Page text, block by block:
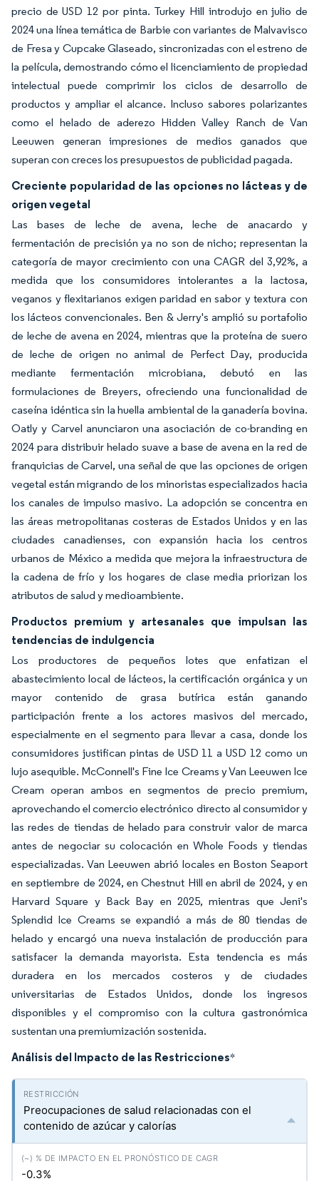
precio de USD 12 por pinta. Turkey Hill introdujo en julio de
2024 una línea temática de Barbie con variantes de Malvavisco
de Fresa y Cupcake Glaseado, sincronizadas con el estreno de
la película, demostrando cómo el licenciamiento de propiedad
intelectual puede comprimir los ciclos de desarrollo de
productos y ampliar el alcance. Incluso sabores polarizantes
como el helado de aderezo Hidden Valley Ranch de Van
Leeuwen generan impresiones de medios ganados que
superan con creces los presupuestos de publicidad pagada.
Creciente popularidad de las opciones no lácteas y de
origen vegetal
Las bases de leche de avena, leche de anacardo y
fermentación de precisión ya no son de nicho; representan la
categoría de mayor crecimiento con una CAGR del 3,92%, a
medida que los consumidores intolerantes a la lactosa,
veganos y flexitarianos exigen paridad en sabor y textura con
los lácteos convencionales. Ben & Jerry's amplió su portafolio
de leche de avena en 2024, mientras que la proteína de suero
de leche de origen no animal de Perfect Day, producida
mediante fermentación microbiana, debutó en las
formulaciones de Breyers, ofreciendo una funcionalidad de
caseína idéntica sin la huella ambiental de la ganadería bovina.
Oatly y Carvel anunciaron una asociación de co-branding en
2024 para distribuir helado suave a base de avena en la red de
franquicias de Carvel, una señal de que las opciones de origen
vegetal están migrando de los minoristas especializados hacia
los canales de impulso masivo. La adopción se concentra en
las áreas metropolitanas costeras de Estados Unidos y en las
ciudades canadienses, con expansión hacia los centros
urbanos de México a medida que mejora la infraestructura de
la cadena de frío y los hogares de clase media priorizan los
atributos de salud y medioambiente.
Productos premium y artesanales que impulsan las
tendencias de indulgencia
Los productores de pequeños lotes que enfatizan el
abastecimiento local de lácteos, la certificación orgánica y un
mayor contenido de grasa butírica están ganando
participación frente a los actores masivos del mercado,
especialmente en el segmento para llevar a casa, donde los
consumidores justifican pintas de USD 11 a USD 12 como un
lujo asequible. McConnell's Fine Ice Creams y Van Leeuwen Ice
Cream operan ambos en segmentos de precio premium,
aprovechando el comercio electrónico directo al consumidor y
las redes de tiendas de helado para construir valor de marca
antes de negociar su colocación en Whole Foods y tiendas
especializadas. Van Leeuwen abrió locales en Boston Seaport
en septiembre de 2024, en Chestnut Hill en abril de 2024, y en
Harvard Square y Back Bay en 2025, mientras que Jeni's
Splendid Ice Creams se expandió a más de 80 tiendas de
helado y encargó una nueva instalación de producción para
satisfacer la demanda mayorista. Esta tendencia es más
duradera en los mercados costeros y de ciudades
universitarias de Estados Unidos, donde los ingresos
disponibles y el compromiso con la cultura gastronómica
sustentan una premiumización sostenida.
Análisis del Impacto de las Restricciones*
Preocupaciones de salud relacionadas con el
contenido de azúcar y calorías
-0.3%